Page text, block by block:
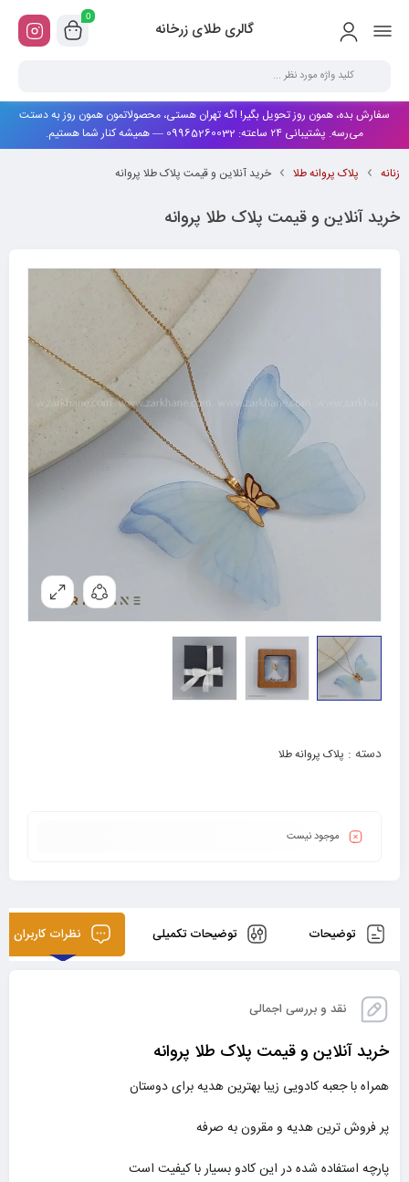
گالری طلای زرخانه
0
سفارش بده، همون روز تحویل بگیر! اگه تهران هستی، محصولاتمون همون روز به دستت
می‌رسه. پشتیبانی ۲۴ ساعته: 09965260032 — همیشه کنار شما هستیم.
زنانه پلاک پروانه طلا خرید آنلاین و قیمت پلاک طلا پروانه
خرید آنلاین و قیمت پلاک طلا پروانه
موجود نیست
دسته : پلاک پروانه طلا
توضیحات توضیحات تکمیلی نظرات کاربران
نقد و بررسی اجمالی
خرید آنلاین و قیمت پلاک طلا پروانه
همراه با جعبه کادویی زیبا بهترین هدیه برای دوستان
پر فروش ترین هدیه و مقرون به صرفه
پارچه استفاده شده در این کادو بسیار با کیفیت است